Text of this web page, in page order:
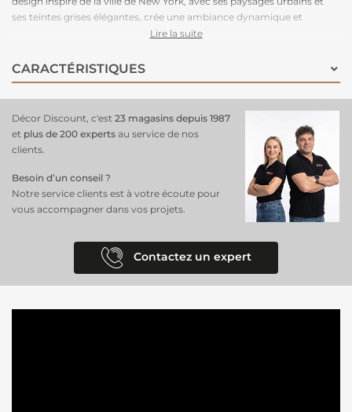
ses teintes grises élégantes, crée une ambiance dynamique et
sophistiquée, idéale pour un salon, un bureau ou une chambre au
directement sur le mur pour une installation rapide et propre. Grâce à
son raccordable à l’infini, il permet de recouvrir de grandes surfaces
revêtement mural Décor Discountpour
une décoration moderne, inspirée de la ville qui ne dort jamais.
Lire la suite
CARACTÉRISTIQUES
Décor Discount, c'est 23 magasins depuis 1987
et plus de 200 experts au service de nos
clients.
Besoin d’un conseil ?
Notre service clients est à votre écoute pour
vous accompagner dans vos projets.
Contactez un expert